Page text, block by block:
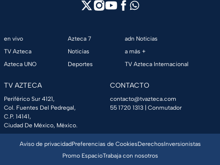
en vivo
TV Azteca
Azteca UNO
Azteca 7
Noticias
Deportes
adn Noticias
a más +
TV Azteca Internacional
TV AZTECA
Periférico Sur 4121,
Col. Fuentes Del Pedregal,
C.P. 14141,
Ciudad De México, México.
CONTACTO
contacto@tvazteca.com
55 1720 1313 | Conmutador
Aviso de privacidadPreferencias de CookiesDerechosInversionistas
Promo EspacioTrabaja con nosotros